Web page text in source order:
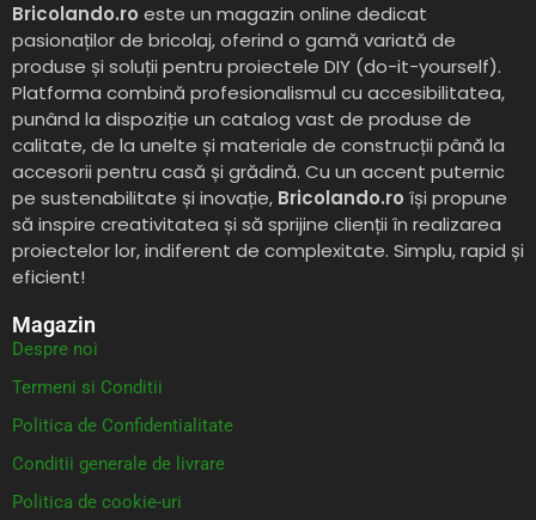
Bricolando.ro este un magazin online dedicat
pasionaților de bricolaj, oferind o gamă variată de
produse și soluții pentru proiectele DIY (do-it-yourself).
Platforma combină profesionalismul cu accesibilitatea,
punând la dispoziție un catalog vast de produse de
calitate, de la unelte și materiale de construcții până la
accesorii pentru casă și grădină. Cu un accent puternic
pe sustenabilitate și inovație, Bricolando.ro își propune
să inspire creativitatea și să sprijine clienții în realizarea
proiectelor lor, indiferent de complexitate. Simplu, rapid și
eficient!
Magazin
Despre noi
Termeni si Conditii
Politica de Confidentialitate
Conditii generale de livrare
Politica de cookie-uri